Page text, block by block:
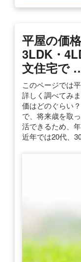
平屋の価
3LDK・
文住宅で
このページでは
詳しく調べてみ
価はどのぐらい
で、将来歳を取
活できるため、
近年では20代、